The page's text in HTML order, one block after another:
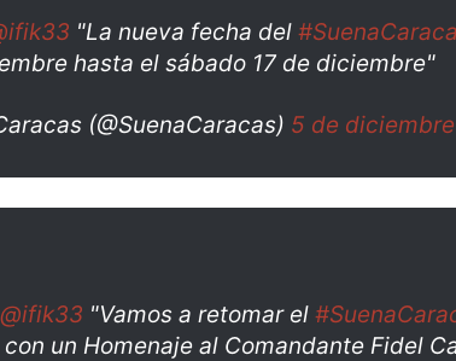
"La nueva fecha del
hasta el sábado 17 de diciembre"
(@SuenaCaracas) 5 de
@ifik33 "Vamos a retomar el
un Homenaje al Comandante Fidel